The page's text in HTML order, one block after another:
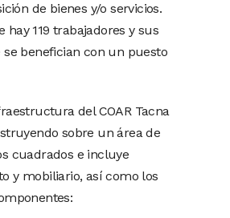
de bienes y/o servicios.
hay 119 trabajadores y sus
benefician con un puesto
del COAR Tacna
sobre un área de
cuadrados e incluye
y mobiliario, así como los